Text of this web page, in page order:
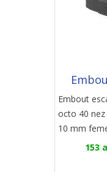
Embout
octo 40
10 mm
153